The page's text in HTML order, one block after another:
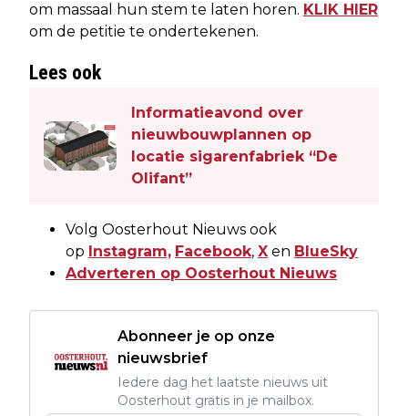
om massaal hun stem te laten horen. KLIK HIER
om de petitie te ondertekenen.
Lees ook
Informatieavond over
nieuwbouwplannen op
locatie sigarenfabriek “De
Olifant”
Volg Oosterhout Nieuws ook
op Instagram, Facebook, X en BlueSky
Adverteren op Oosterhout Nieuws
Abonneer je op onze
nieuwsbrief
Iedere dag het laatste nieuws uit
Oosterhout gratis in je mailbox.